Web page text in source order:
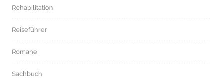
Rehabilitation
Reiseführer
Romane
Sachbuch